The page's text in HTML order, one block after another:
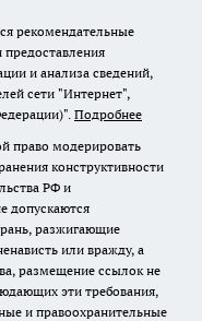
рекомендательные
и анализа сведений,
сети "Интернет",
Подробнее
право модерировать
конструктивности
РФ и
допускаются
разжигающие
или вражду, а
размещение ссылок не
эти требования,
и правоохранительные